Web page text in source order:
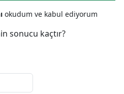
okudum ve kabul ediyorum
sonucu kaçtır?